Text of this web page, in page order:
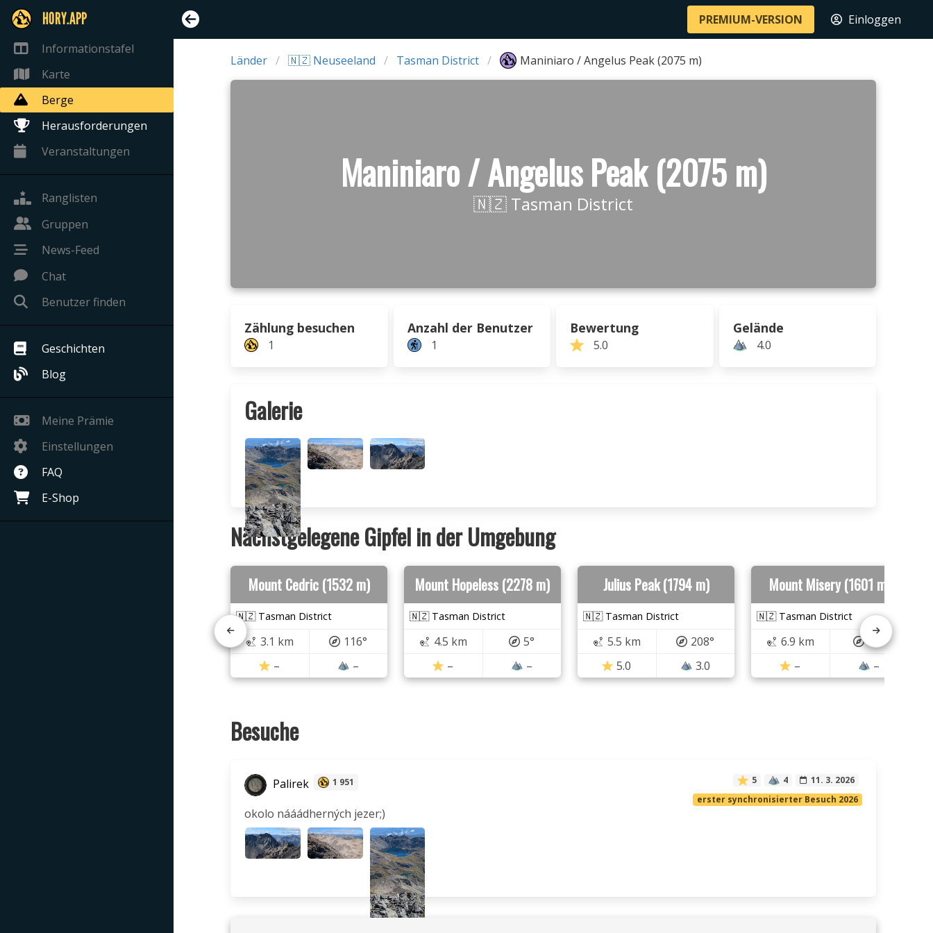
HORY.APP
Informationstafel
Karte
Berge
Herausforderungen
Veranstaltungen
Ranglisten
Gruppen
News-Feed
Chat
Benutzer finden
Geschichten
Blog
Meine Prämie
Einstellungen
FAQ
E-Shop
PREMIUM-VERSION Einloggen
Länder 🇳🇿 Neuseeland Tasman District Maniniaro / Angelus Peak (2075 m)
Maniniaro / Angelus Peak (2075 m)
🇳🇿 Tasman District
Zählung besuchen
1
Anzahl der Benutzer
1
Bewertung
5.0
Gelände
4.0
Galerie
Nächstgelegene Gipfel in der Umgebung
Mount Cedric (1532 m)
🇳🇿 Tasman District
3.1 km
116°
–
–
Mount Hopeless (2278 m)
🇳🇿 Tasman District
4.5 km
5°
–
–
Julius Peak (1794 m)
🇳🇿 Tasman District
5.5 km
208°
5.0
3.0
Mount Misery (1601 m)
🇳🇿 Tasman District
6.9 km
65°
–
–
Besuche
Palirek 1 951 5 4
11. 3. 2026
erster synchronisierter Besuch 2026
okolo nááádherných jezer;)